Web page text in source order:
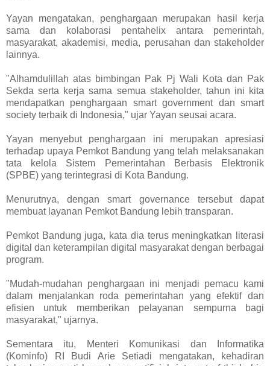
Yayan mengatakan, penghargaan merupakan hasil kerja
sama dan kolaborasi pentahelix antara pemerintah,
masyarakat, akademisi, media, perusahan dan stakeholder
lainnya.
"Alhamdulillah atas bimbingan Pak Pj Wali Kota dan Pak
Sekda serta kerja sama semua stakeholder, tahun ini kita
mendapatkan penghargaan smart government dan smart
society terbaik di Indonesia," ujar Yayan seusai acara.
Yayan menyebut penghargaan ini merupakan apresiasi
terhadap upaya Pemkot Bandung yang telah melaksanakan
tata kelola Sistem Pemerintahan Berbasis Elektronik
(SPBE) yang terintegrasi di Kota Bandung.
Menurutnya, dengan smart governance tersebut dapat
membuat layanan Pemkot Bandung lebih transparan.
Pemkot Bandung juga, kata dia terus meningkatkan literasi
digital dan keterampilan digital masyarakat dengan berbagai
program.
"Mudah-mudahan penghargaan ini menjadi pemacu kami
dalam menjalankan roda pemerintahan yang efektif dan
efisien untuk memberikan pelayanan sempurna bagi
masyarakat," ujarnya.
Sementara itu, Menteri Komunikasi dan Informatika
(Kominfo) RI Budi Arie Setiadi mengatakan, kehadiran